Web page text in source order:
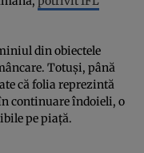
din obiectele
Totuși, până
că folia reprezintă
continuare îndoieli, o
pe piață.